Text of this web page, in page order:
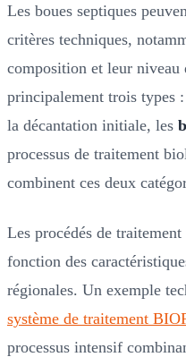
Les boues septiques
critères techniques,
composition et leur
principalement trois types
la décantation initiale, les
processus de traitement
combinent ces deux
Les procédés de
fonction des
régionales. Un exemple
système de traitement
processus intensif